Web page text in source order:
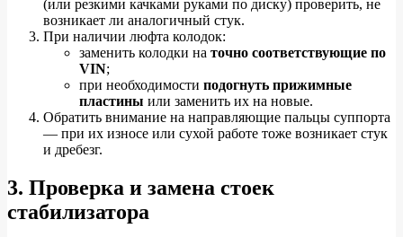
(или резкими качками руками по диску) проверить, не
возникает ли аналогичный стук.
При наличии люфта колодок:
заменить колодки на точно соответствующие по
VIN;
при необходимости подогнуть прижимные
пластины или заменить их на новые.
Обратить внимание на направляющие пальцы суппорта
— при их износе или сухой работе тоже возникает стук
и дребезг.
3. Проверка и замена стоек
стабилизатора